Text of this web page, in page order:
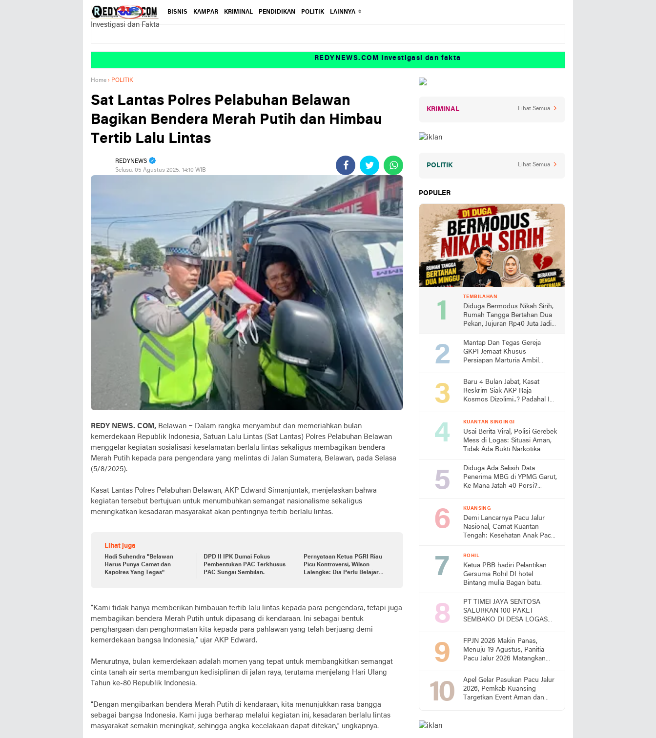
Investigasi dan Fakta
BISNIS KAMPAR KRIMINAL PENDIDIKAN POLITIK LAINNYA
REDYNEWS.COM Investigasi dan fakta
Home › POLITIK
Sat Lantas Polres Pelabuhan Belawan
Bagikan Bendera Merah Putih dan Himbau
Tertib Lalu Lintas
REDYNEWS
Selasa, 05 Agustus 2025, 14:10 WIB
REDY NEWS. COM, Belawan – Dalam rangka menyambut dan memeriahkan bulan
kemerdekaan Republik Indonesia, Satuan Lalu Lintas (Sat Lantas) Polres Pelabuhan Belawan
menggelar kegiatan sosialisasi keselamatan berlalu lintas sekaligus membagikan bendera
Merah Putih kepada para pengendara yang melintas di Jalan Sumatera, Belawan, pada Selasa
(5/8/2025).
Kasat Lantas Polres Pelabuhan Belawan, AKP Edward Simanjuntak, menjelaskan bahwa
kegiatan tersebut bertujuan untuk menumbuhkan semangat nasionalisme sekaligus
meningkatkan kesadaran masyarakat akan pentingnya tertib berlalu lintas.
Lihat juga
Hadi Suhendra "Belawan
Harus Punya Camat dan
Kapolres Yang Tegas"
DPD II IPK Dumai Fokus
Pembentukan PAC Terkhusus
PAC Sungai Sembilan.
Pernyataan Ketua PGRI Riau
Picu Kontroversi, Wilson
Lalengke: Dia Perlu Belajar
“Kami tidak hanya memberikan himbauan tertib lalu lintas kepada para pengendara, tetapi juga
membagikan bendera Merah Putih untuk dipasang di kendaraan. Ini sebagai bentuk
penghargaan dan penghormatan kita kepada para pahlawan yang telah berjuang demi
kemerdekaan bangsa Indonesia,” ujar AKP Edward.
Menurutnya, bulan kemerdekaan adalah momen yang tepat untuk membangkitkan semangat
cinta tanah air serta membangun kedisiplinan di jalan raya, terutama menjelang Hari Ulang
Tahun ke-80 Republik Indonesia.
“Dengan mengibarkan bendera Merah Putih di kendaraan, kita menunjukkan rasa bangga
sebagai bangsa Indonesia. Kami juga berharap melalui kegiatan ini, kesadaran berlalu lintas
masyarakat semakin meningkat, sehingga angka kecelakaan dapat ditekan,” ungkapnya.
KRIMINAL Lihat Semua
POLITIK Lihat Semua
POPULER
TEMBILAHAN
Diduga Bermodus Nikah Sirih,
Rumah Tangga Bertahan Dua
Pekan, Jujuran Rp40 Juta Jadi
Mantap Dan Tegas Gereja
GKPI Jemaat Khusus
Persiapan Marturia Ambil
Pertama lebih Awal
Baru 4 Bulan Jabat, Kasat
Reskrim Siak AKP Raja
Kosmos Dizolimi..? Padahal Ini
KUANTAN SINGINGI
Usai Berita Viral, Polisi Gerebek
Mess di Logas: Situasi Aman,
Tidak Ada Bukti Narkotika
Diduga Ada Selisih Data
Penerima MBG di YPMG Garut,
Ke Mana Jatah 40 Porsi?
KUANSING
Demi Lancarnya Pacu Jalur
Nasional, Camat Kuantan
Tengah: Kesehatan Anak Pacu
ROHIL
Ketua PBB hadiri Pelantikan
Gersuma Rohil DI hotel
Bintang mulia Bagan batu.
PT TIMEI JAYA SENTOSA
SALURKAN 100 PAKET
SEMBAKO DI DESA LOGAS
UCAPKAN TERIMA KASIH
FPJN 2026 Makin Panas,
Menuju 19 Agustus, Panitia
Pacu Jalur 2026 Matangkan
Apel Gelar Pasukan Pacu Jalur
2026, Pemkab Kuansing
Targetkan Event Aman dan